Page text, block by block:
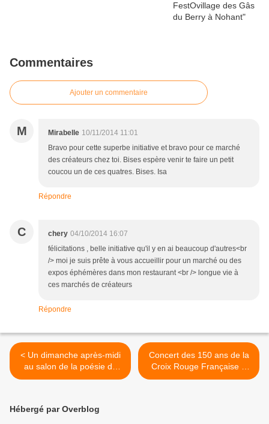
Commentaires
Ajouter un commentaire
M Mirabelle 10/11/2014 11:01
Bravo pour cette superbe initiative et bravo pour ce marché
des créateurs chez toi. Bises espère venir te faire un petit
coucou un de ces quatres. Bises. Isa
Répondre
C chery 04/10/2014 16:07
félicitations , belle initiative qu'il y en ai beaucoup d'autres<br
/> moi je suis prête à vous accueillir pour un marché ou des
expos éphémères dans mon restaurant <br /> longue vie à
ces marchés de créateurs
Répondre
< Un dimanche après-midi
au salon de la poésie du
Magny
Concert des 150 ans de la
Croix Rouge Française à
Châteaumeillant >
Hébergé par Overblog